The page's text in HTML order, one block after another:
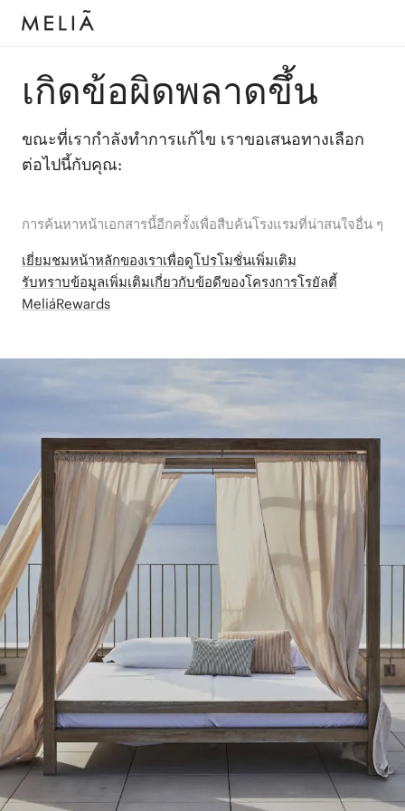
เกิดข้อผิดพลาดขึ้น
ขณะที่เรากำลังทำการแก้ไข เราขอเสนอทางเลือก
ต่อไปนี้กับคุณ:
การค้นหาหน้าเอกสารนี้อีกครั้งเพื่อสืบค้นโรงแรมที่น่าสนใจอื่น ๆ
เยี่ยมชมหน้าหลักของเราเพื่อดูโปรโมชั่นเพิ่มเติม
รับทราบข้อมูลเพิ่มเติมเกี่ยวกับข้อดีของโครงการโรยัลตี้
MeliáRewards